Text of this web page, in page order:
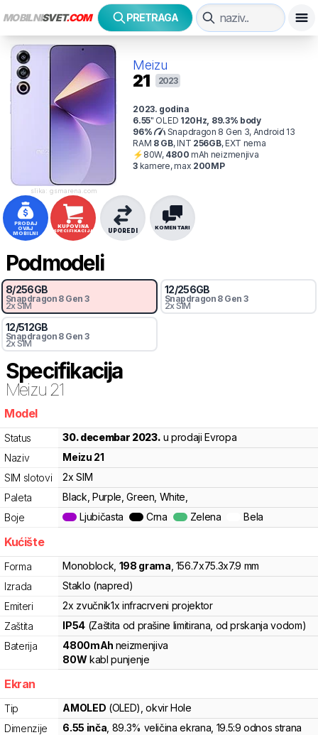
MOBILNISVET.COM PRETRAGA
slika: gsmarena.com
Meizu
21 2023
2023. godina
6.55" OLED 120Hz, 89.3% body
96%
Snapdragon 8 Gen 3, Android 13
RAM 8GB,INT 256GB,EXT nema
⚡ 80W, 4800 mAh neizmenjiva
3 kamere, max 200MP
PRODAJ
OVAJ
MOBILNI
KUPOVINA
SPECIFIKACIJA KOMENTARI
UPOREDI
Podmodeli
8/256GB
Snapdragon 8 Gen 3
2x SIM
12/256GB
Snapdragon 8 Gen 3
2x SIM
12/512GB
Snapdragon 8 Gen 3
2x SIM
Specifikacija
Meizu 21
Model
Status 30. decembar 2023. u prodaji Evropa
Naziv
Meizu 21
SIM slotovi
2x SIM
Paleta
Black, Purple, Green, White,
Boje
Ljubičasta Crna Zelena Bela
Kućište
Forma Monoblock 198 grama 156.7x75.3x7.9 mm
Izrada
Staklo (napred)
Emiteri
2x zvučnik1x infracrveni projektor
Zaštita
IP54 (Zaštita od prašine limitirana, od prskanja vodom)
Baterija
4800mAh neizmenjiva
80W kabl punjenje
Ekran
Tip AMOLED (OLED) , okvir Hole
Dimenzije
6.55 inča , 89.3% veličina ekrana , 19.5:9 odnos strana